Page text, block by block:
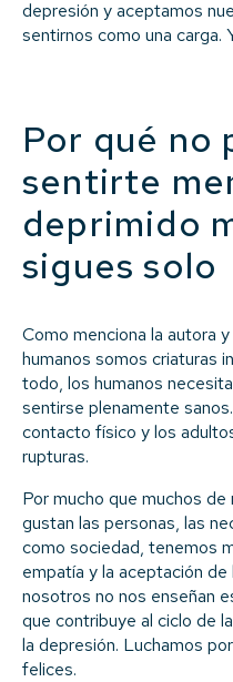
depresión y aceptamos
sentirnos como una carga.
Por qué no
sentirte
deprimido
sigues solo
Como menciona la autora
humanos somos criaturas
todo, los humanos
sentirse plenamente
contacto físico y los
rupturas.
Por mucho que muchos
gustan las personas, las
como sociedad, tenemos
empatía y la aceptación
nosotros no nos enseñan
que contribuye al ciclo de
la depresión. Luchamos
felices.